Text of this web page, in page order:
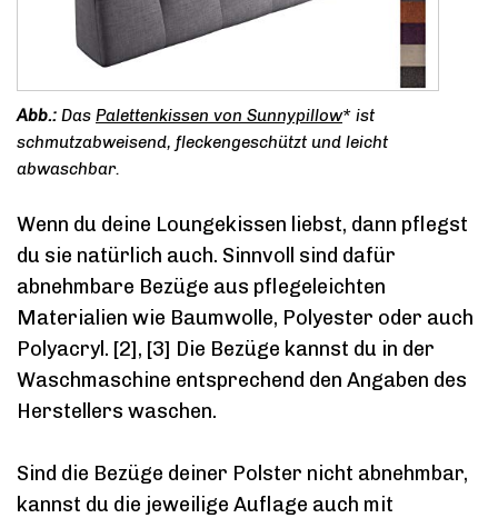
Das Palettenkissen von Sunnypillow* ist
schmutzabweisend, fleckengeschützt und leicht
abwaschbar.
Wenn du deine Loungekissen liebst, dann pflegst
du sie natürlich auch. Sinnvoll sind dafür
abnehmbare Bezüge aus pflegeleichten
Materialien wie Baumwolle, Polyester oder auch
Polyacryl. [2], [3] Die Bezüge kannst du in der
Waschmaschine entsprechend den Angaben des
Herstellers waschen.
Sind die Bezüge deiner Polster nicht abnehmbar,
kannst du die jeweilige Auflage auch mit